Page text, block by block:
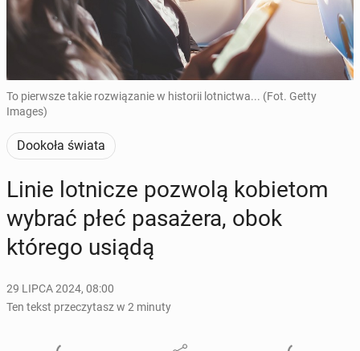
To pierwsze takie rozwiązanie w historii lotnictwa... (Fot. Getty
Images)
Dookoła świata
Linie lot­ni­cze pozwolą ko­bie­tom
wybrać płeć pa­sa­że­ra, obok
którego usiądą
29 LIPCA 2024, 08:00
Ten tekst przeczytasz w 2 minuty